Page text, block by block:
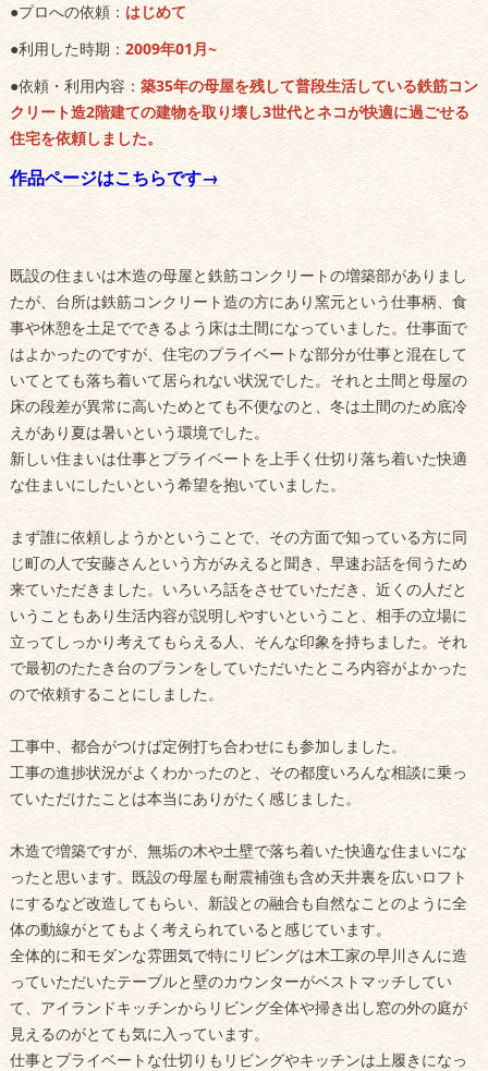
●プロへの依頼： はじめて
●利用した時期： 2009年01月~
●依頼・利用内容： 築35年の母屋を残して普段生活している鉄筋コン
クリート造2階建ての建物を取 り壊し3世代とネコが快適に過ごせる
住宅を依頼しました。
作品ページはこちらです→
既設の住まいは木造の母屋と鉄筋コンクリートの増築部がありまし
たが、台所は鉄筋コンクリート造の方にあり窯元という仕事柄、食
事や休憩を土足でできるよう床は土間になっていました。仕事面で
はよかったのですが、住宅のプライベートな部分が仕事と混在して
いてとても落ち着いて居られない状況でした。それと土間と母屋の
床の段差が異常に高いためとても不便なのと、冬は土間のため底冷
えがあり夏は暑いという環境でした。
新しい住まいは仕事とプライベートを上手く仕切り落ち着いた快適
な住まいにしたいという希望を抱いていました。
まず誰に依頼しようかということで、その方面で知っている方に同
じ町の人で安藤さんという方がみえると聞き、早速お話を伺うため
来ていただきました。いろいろ話をさせていただき、近くの人だと
いうこともあり生活内容が説明しやすいということ、相手の立場に
立ってしっかり考えてもらえる人、そんな印象を持ちました。それ
で最初のたたき台のプランをしていただいたところ内容がよかった
ので依頼することにしました。
工事中、都合がつけば定例打ち合わせにも参加しました。
工事の進捗状況がよくわかったのと、その都度いろんな相談に乗っ
ていただけたことは本当にありがたく感じました。
木造で増築ですが、無垢の木や土壁で落ち着いた快適な住まいにな
ったと思います。既設の母屋も耐震補強も含め天井裏を広いロフト
にするなど改造してもらい、新設との融合も自然なことのように全
体の動線がとてもよく考えられていると感じています。
全体的に和モダンな雰囲気で特にリビングは木工家の早川さんに造
っていただいたテーブルと壁のカウンターがベストマッチしてい
て、アイランドキッチンからリビング全体や掃き出し窓の外の庭が
見えるのがとても気に入っています。
仕事とプライベートな仕切りもリビングやキッチンは上履きになっ